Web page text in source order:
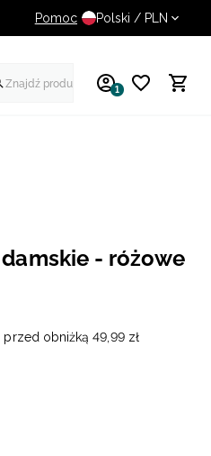
14 dni na darmowy zwrot
Pomoc Polski / PLN
1
- różowe
przed obniżką 49 99 zł